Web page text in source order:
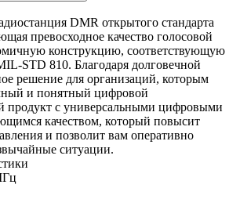
DMR открытого стандарта
превосходное качество голосовой
конструкцию, соответствующую
STD 810. Благодаря долговечной
решение для организаций, которым
и понятный цифровой
продукт с универсальными цифровыми
качеством, который повысит
и позволит вам оперативно
ситуации.